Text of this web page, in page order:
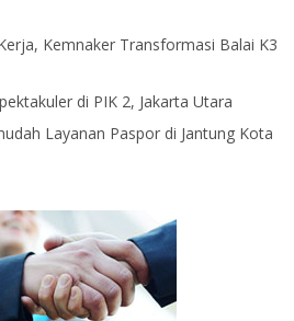
Kemnaker Transformasi Balai K3
di PIK 2, Jakarta Utara
Layanan Paspor di Jantung Kota